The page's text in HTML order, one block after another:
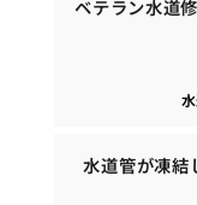
ベテラン水道
水道管が凍結